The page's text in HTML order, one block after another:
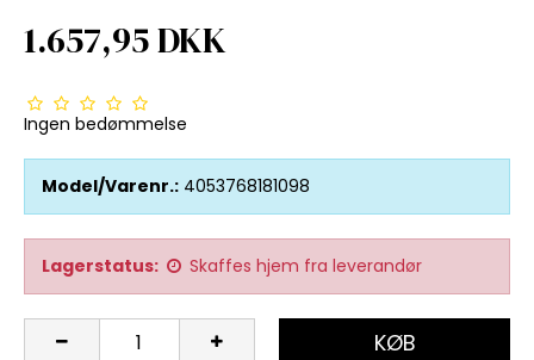
1.657,95 DKK
Ingen bedømmelse
Model/Varenr.: 4053768181098
Lagerstatus: Skaffes hjem fra leverandør
KØB